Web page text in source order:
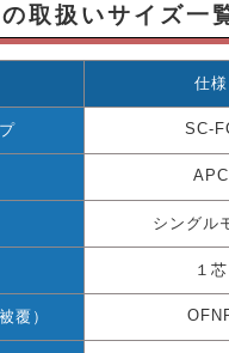
取扱いサイズ一
仕様
SC-
APC
シングル
１芯
覆）